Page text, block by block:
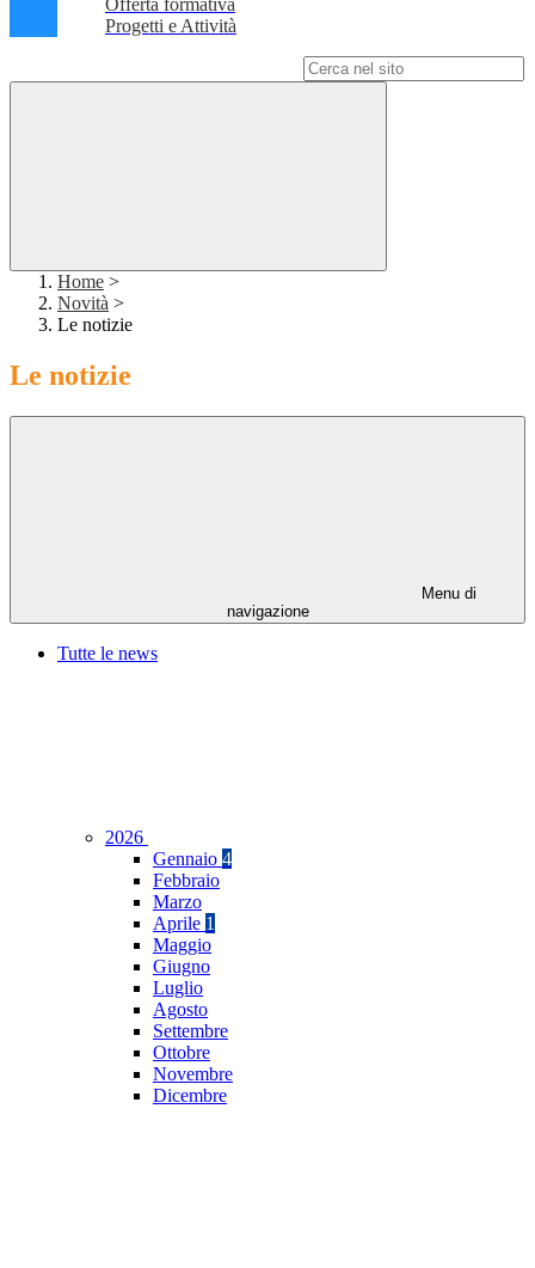
Offerta formativa
Progetti e Attività
Home >
Novità >
Le notizie
Le notizie
Menu di
navigazione
Tutte le news
2026
Gennaio 4
Febbraio
Marzo
Aprile 1
Maggio
Giugno
Luglio
Agosto
Settembre
Ottobre
Novembre
Dicembre